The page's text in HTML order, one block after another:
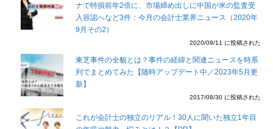
ナで特損前年2倍に、市場締め出しに中国が米の監査受
入容認へなど3件：今月の会計士業界ニュース（2020年
9月その2）
2020/09/11 に投稿された
東芝事件の全貌とは？事件の経緯と関連ニュースを時系
列でまとめてみた【随時アップデート中／2023年5月更
新】
2017/08/30 に投稿された
これが会計士の独立のリアル！30人に聞いた独立1年目